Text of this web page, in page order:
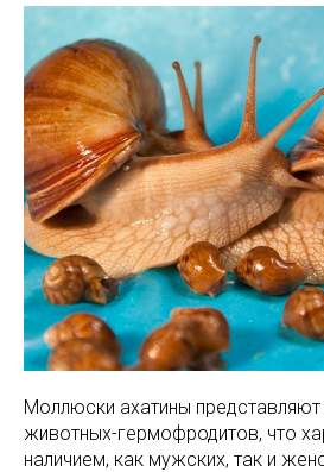
Моллюски ахатины
животных-гермофродитов, что
наличием, как мужских, так и